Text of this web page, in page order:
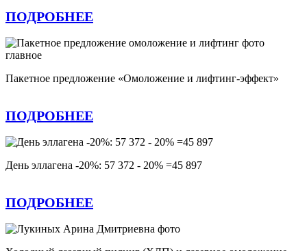
ПОДРОБНЕЕ
Пакетное предложение «Омоложение и лифтинг-эффект»
ПОДРОБНЕЕ
День эллагена -20%: 57 372 - 20% =45 897
ПОДРОБНЕЕ